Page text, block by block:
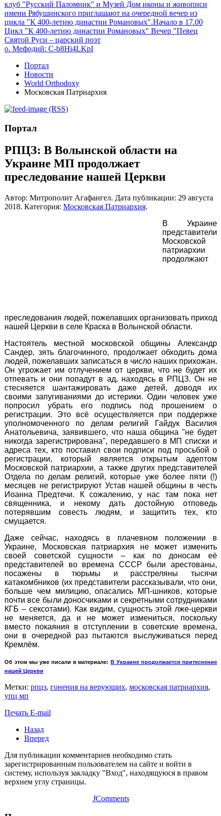
клуб "Русский Паломник" и Музей Дом иконы и живописи
имени Рябушинского приглашают на очередной вечер из
цикла "К 400-летию династии Романовых".Начало в 17.00
Цикл "К 400-летию династии Романовых" Вечер "Певец
Святой Руси – царский поэт
о. Мефодий: C-b8Hi4LKpI
Портал
Новости
World Orthodoxy
Московская Патриархия
(RSS)
Портал
РПЦЗ: В Волынской области на
Украине МП продолжает
преследование нашей Церкви
Автор: Митрополит Агафангел. Дата публикации: 29 августа
2018. Категория: Московская Патриархия.
В Украине
представители
Московской
патриархии
продолжают
преследования людей, пожелавших организовать приход
нашей Церкви в селе Краска в Волынской области.
Настоятель местной московской общины Александр
Сандер, зять благочинного, продолжает обходить дома
людей, пожелавших записаться в число наших прихожан.
Он угрожает им отлучением от церкви, что не будет их
отпевать и они попадут в ад, находясь в РПЦЗ. Он не
стесняется шантажировать даже детей, доводя их
своими запугиваниями до истерики. Один человек уже
попросил убрать его подпись под прошением о
регистрации. Это всё осуществляется при поддержке
уполномоченного по делам религий Гайдук Василия
Анатольевича, заявившего, что наша община "не будет
никогда зарегистрирована", передавшего в МП списки и
адреса тех, кто поставил свои подписи под просьбой о
регистрации, который является открытым адептом
Московской патриархии, а также других представителей
Отдела по делам религий, которые уже более пяти (!)
месяцев не регистрируют Устав нашей общины в честь
Иоанна Предтечи. К сожалению, у нас там пока нет
священника, и некому дать достойную отповедь
потерявшим совесть людям, и защитить тех, кто
смущается.
Даже сейчас, находясь в плачевном положении в
Украине, Московская патриархия не может изменить
своей советской сущности – как по доносам её
представителей во времена СССР были арестованы,
посажены в тюрьмы и расстреляны тысячи
катакомбников (их представители рассказывали, что они,
больше чем милицию, опасались МП-шников, которые
почти все были доносчиками и секретными сотрудниками
КГБ – сексотами). Как видим, сущность этой лже-церкви
не меняется, да и не может измениться, поскольку
вместо покаяния в отступлении в советские времена,
они в очередной раз пытаются выслуживаться перед
Кремлём.
Об этом мы уже писали в материале: В Украине продолжается притеснение
нашей Церкви
Метки: рпцз, гонения на верующих, московская патриархия,
упц мп
Печать E-mail
Назад
Вперед
Для публикации комментариев необходимо стать
зарегистрированным пользователем на сайте и войти в
систему, используя закладку "Вход", находящуюся в правом
верхнем углу страницы.
JComments